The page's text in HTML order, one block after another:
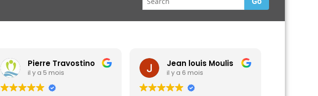
Pierre Travostino
il y a 5 mois
Jean louis Moulis
il y a 6 mois